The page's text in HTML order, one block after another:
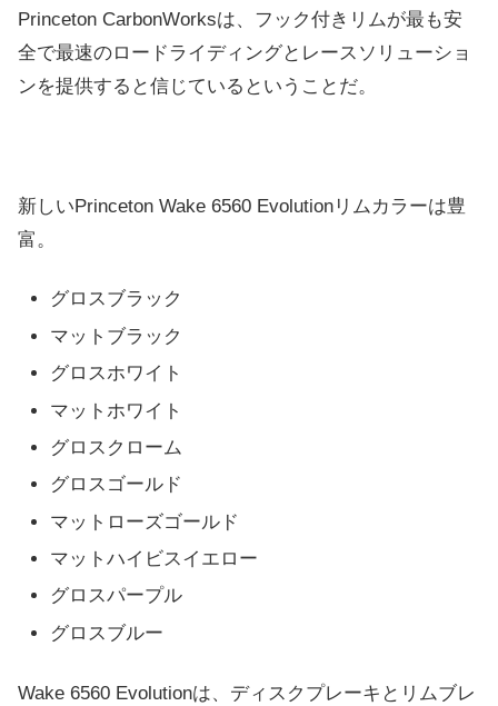
Princeton CarbonWorksは、フック付きリムが最も安
全で最速のロードライディングとレースソリューショ
ンを提供すると信じているということだ。
新しいPrinceton Wake 6560 Evolutionリムカラーは豊
富。
グロスブラック
マットブラック
グロスホワイト
マットホワイト
グロスクローム
グロスゴールド
マットローズゴールド
マットハイビスイエロー
グロスパープル
グロスブルー
Wake 6560 Evolutionは、ディスクプレーキとリムブレ